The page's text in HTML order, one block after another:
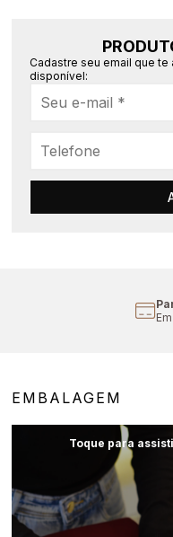
Cadastre seu email que
disponível:
EMBALAGEM